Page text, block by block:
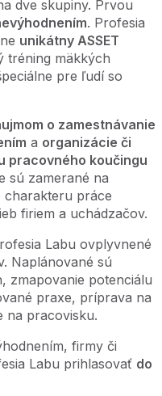
dve skupiny. Prvou
. Profesia
unikátny ASSET
tréning mäkkých
pre ľudí so
o zamestnávanie
a organizácie či
pracovného koučingu
sú zamerané na
charakteru práce
firiem a uchádzačov.
Labu ovplyvnené
Naplánované sú
zmapovanie potenciálu
praxe, príprava na
na pracovisku.
firmy či
Labu prihlasovať do